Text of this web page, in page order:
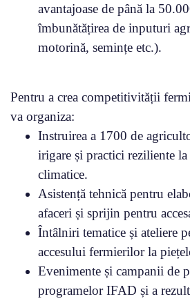
avantajoase de până la
îmbunătățirea de inputuri
motorină, semințe etc.).
Pentru a crea competitivității
va organiza:
Instruirea a 1700 de
irigare și practici reziliente
climatice.
Asistență tehnică pentru
afaceri și sprijin pentru
Întâlniri tematice și ateliere
accesului fermierilor la
Evenimente și campanii de
programelor IFAD și a